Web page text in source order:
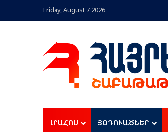
Friday, August 7 2026
ԼՐԱՀՈՍ ՅՕԴՈՒԱԾՆԵՐ